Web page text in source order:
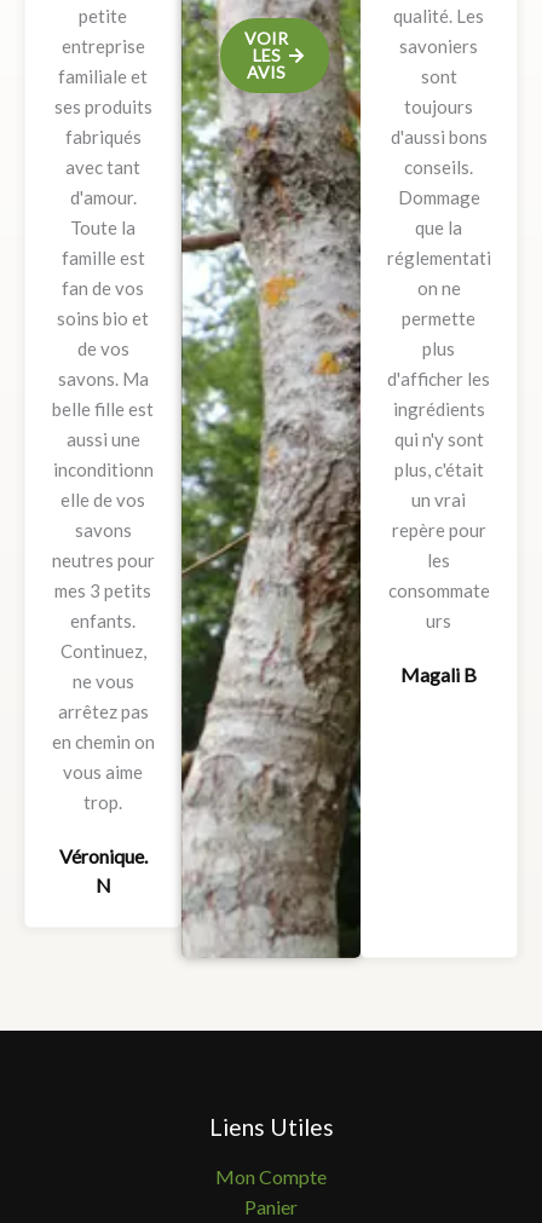
u
r
5
petite
entreprise
familiale et
ses produits
fabriqués
avec tant
d'amour.
Toute la
famille est
fan de vos
soins bio et
de vos
savons. Ma
belle fille est
aussi une
inconditionn
elle de vos
savons
neutres pour
mes 3 petits
enfants.
Continuez,
ne vous
arrêtez pas
en chemin on
vous aime
trop.
Véronique.
N
VOIR
LES
AVIS
s
u
r
5
qualité. Les
savoniers
sont
toujours
d'aussi bons
conseils.
Dommage
que la
réglementati
on ne
permette
plus
d'afficher les
ingrédients
qui n'y sont
plus, c'était
un vrai
repère pour
les
consommate
urs
Magali B
Liens Utiles
Mon Compte
Panier